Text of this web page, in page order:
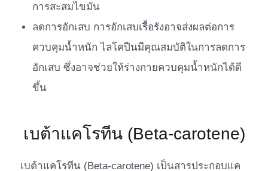
การสะสมไขมัน
ลดการอักเสบ การอักเสบเรื้อรังอาจส่งผลต่อการ
ควบคุมน้ำหนัก ไลโคปีนมีคุณสมบัติในการลดการ
อักเสบ ซึ่งอาจช่วยให้ร่างกายควบคุมน้ำหนักได้ดี
ขึ้น
เบต้าแคโรทีน (Beta-carotene)
เบต้าแคโรทีน (Beta-carotene) เป็นสารประกอบแค